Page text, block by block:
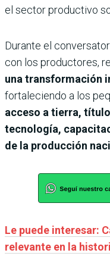
el sector productivo
Durante el
con los productores,
una transformación
fortaleciendo a los
acceso a tierra,
tecnología,
de la producción
Le puede interesar:
relevante en la